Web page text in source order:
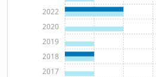
2017
2018
2019
2020
2022